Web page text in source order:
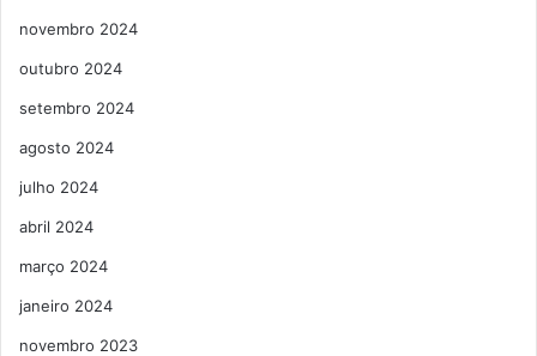
novembro 2024
outubro 2024
setembro 2024
agosto 2024
julho 2024
abril 2024
março 2024
janeiro 2024
novembro 2023